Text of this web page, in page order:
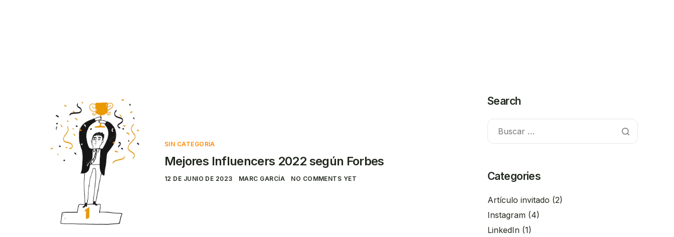
SIN CATEGORÍA
Mejores Influencers 2022 según Forbes
12 DE JUNIO DE 2023 MARC GARCÍA NO COMMENTS YET
Search
Categories
Artículo invitado (2)
Instagram (4)
LinkedIn (1)